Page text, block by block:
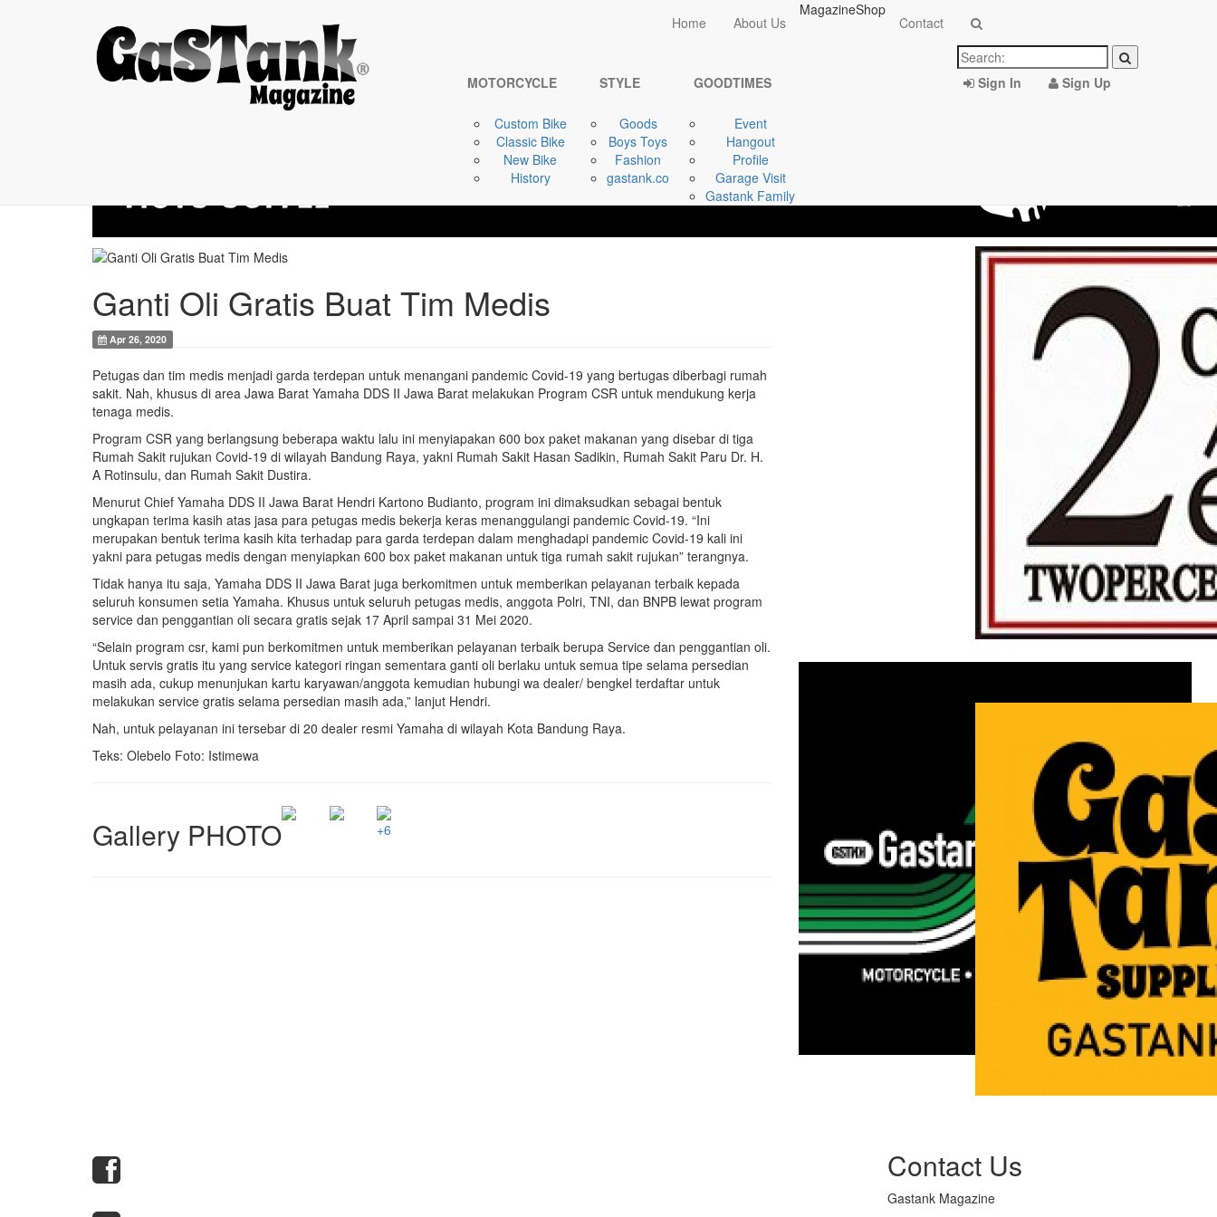
Home About Us
MagazineShop
Contact
MOTORCYCLE
Custom Bike
Classic Bike
New Bike
History
STYLE
Goods
Boys Toys
Fashion
gastank.co
GOODTIMES
Event
Hangout
Profile
Garage Visit
Gastank Family
Sign In Sign Up
Ganti Oli Gratis ...
Home
GOODTIMES
Ganti Oli Gratis Buat Tim Medis
Apr 26, 2020
Petugas dan tim medis menjadi garda terdepan untuk menangani pandemic Covid-19 yang bertugas diberbagi rumah
sakit. Nah, khusus di area Jawa Barat Yamaha DDS II Jawa Barat melakukan Program CSR untuk mendukung kerja
tenaga medis.
Program CSR yang berlangsung beberapa waktu lalu ini menyiapakan 600 box paket makanan yang disebar di tiga
Rumah Sakit rujukan Covid-19 di wilayah Bandung Raya, yakni Rumah Sakit Hasan Sadikin, Rumah Sakit Paru Dr. H.
A Rotinsulu, dan Rumah Sakit Dustira.
Menurut Chief Yamaha DDS II Jawa Barat Hendri Kartono Budianto, program ini dimaksudkan sebagai bentuk
ungkapan terima kasih atas jasa para petugas medis bekerja keras menanggulangi pandemic Covid-19. “Ini
merupakan bentuk terima kasih kita terhadap para garda terdepan dalam menghadapi pandemic Covid-19 kali ini
yakni para petugas medis dengan menyiapkan 600 box paket makanan untuk tiga rumah sakit rujukan” terangnya.
Tidak hanya itu saja, Yamaha DDS II Jawa Barat juga berkomitmen untuk memberikan pelayanan terbaik kepada
seluruh konsumen setia Yamaha. Khusus untuk seluruh petugas medis, anggota Polri, TNI, dan BNPB lewat program
service dan penggantian oli secara gratis sejak 17 April sampai 31 Mei 2020.
“Selain program csr, kami pun berkomitmen untuk memberikan pelayanan terbaik berupa Service dan penggantian oli.
Untuk servis gratis itu yang service kategori ringan sementara ganti oli berlaku untuk semua tipe selama persedian
masih ada, cukup menunjukan kartu karyawan/anggota kemudian hubungi wa dealer/ bengkel terdaftar untuk
melakukan service gratis selama persedian masih ada,” lanjut Hendri.
Nah, untuk pelayanan ini tersebar di 20 dealer resmi Yamaha di wilayah Kota Bandung Raya.
Teks: Olebelo Foto: Istimewa
Gallery PHOTO +6
Contact Us
Gastank Magazine